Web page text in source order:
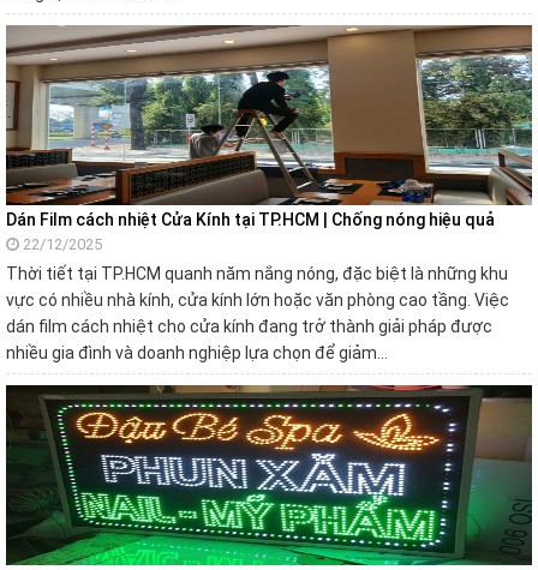
Dán Film cách nhiệt Cửa Kính tại TP.HCM | Chống nóng hiệu quả
22/12/2025
Thời tiết tại TP.HCM quanh năm nắng nóng, đặc biệt là những khu
vực có nhiều nhà kính, cửa kính lớn hoặc văn phòng cao tầng. Việc
dán film cách nhiệt cho cửa kính đang trở thành giải pháp được
nhiều gia đình và doanh nghiệp lựa chọn để giảm…